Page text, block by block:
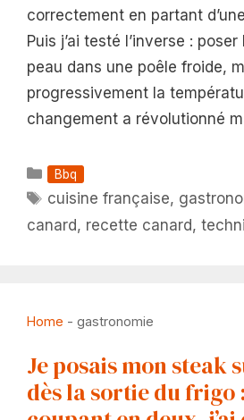
correctement en partant
Puis j’ai testé l’inverse :
peau dans une poêle froide,
progressivement la
changement a révolutionné
Catégories
Bbq
Étiquettes
cuisine française,
canard, recette canard,
Home - gastronomie
Je posais mon steak
dès la sortie du frigo